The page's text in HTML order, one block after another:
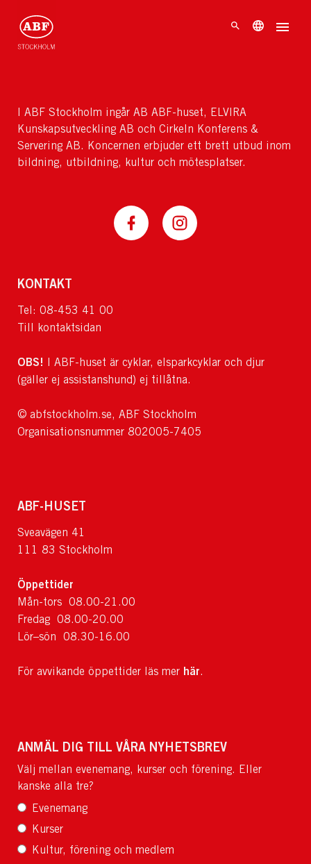
I ABF Stockholm ingår AB ABF-huset, ELVIRA
Kunskapsutveckling AB och Cirkeln Konferens &
Servering AB. Koncernen erbjuder ett brett utbud inom
bildning, utbildning, kultur och mötesplatser.
KONTAKT
Tel: 08-453 41 00
Till kontaktsidan
OBS! I ABF-huset är cyklar, elsparkcyklar och djur
(gäller ej assistanshund) ej tillåtna.
© abfstockholm.se, ABF Stockholm
Organisationsnummer 802005-7405
ABF-HUSET
Sveavägen 41
111 83 Stockholm
Öppettider
Mån-tors 08.00-21.00
Fredag 08.00-20.00
Lör–sön 08.30-16.00
För avvikande öppettider läs mer här.
ANMÄL DIG TILL VÅRA NYHETSBREV
Välj mellan evenemang, kurser och förening. Eller
kanske alla tre?
Evenemang
Kurser
Kultur, förening och medlem